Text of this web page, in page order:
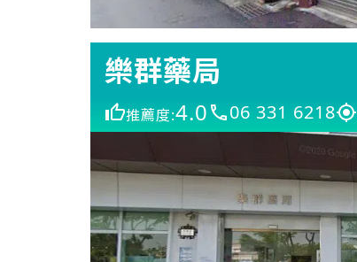
樂群藥局
推薦度:4.0 06 331 6218